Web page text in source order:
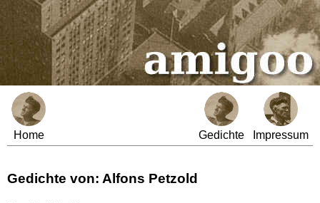
Home Gedichte Impressum
Gedichte von: Alfons Petzold